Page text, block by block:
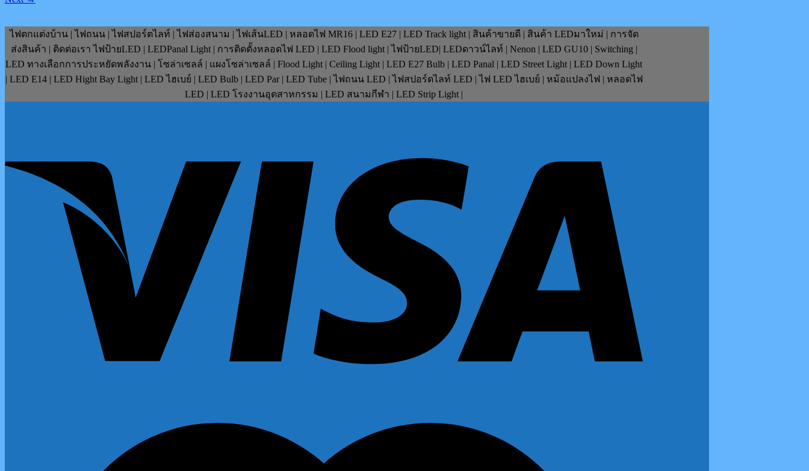
ไฟตกแต่งบ้าน | ไฟถนน | ไฟสปอร์ตไลท์ | ไฟส่องสนาม | ไฟเส้นLED | หลอดไฟ MR16 | LED E27 | LED Track light | สินค้าขายดี | สินค้า LEDมาใหม่ | การจัด
ส่งสินค้า | ติดต่อเรา ไฟป้ายLED | LEDPanal Light | การติดตั้งหลอดไฟ LED | LED Flood light | ไฟป้ายLED| LEDดาวน์ไลท์ | Nenon | LED GU10 | Switching |
LED ทางเลือกการประหยัดพลังงาน | โซล่าเซลล์ | แผงโซล่าเซลล์ | Flood Light | Ceiling Light | LED E27 Bulb | LED Panal | LED Street Light | LED Down Light
| LED E14 | LED Hight Bay Light | LED ไฮเบย์ | LED Bulb | LED Par | LED Tube | ไฟถนน LED | ไฟสปอร์ตไลท์ LED | ไฟ LED ไฮเบย์ | หม้อแปลงไฟ | หลอดไฟ
LED | LED โรงงานอุตสาหกรรม | LED สนามกีฬา | LED Strip Light |